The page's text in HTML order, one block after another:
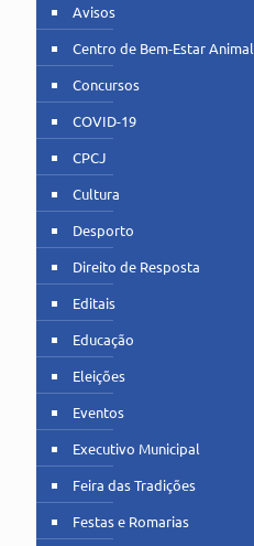
Avisos
Centro de Bem-Estar Animal
Concursos
COVID-19
CPCJ
Cultura
Desporto
Direito de Resposta
Editais
Educação
Eleições
Eventos
Executivo Municipal
Feira das Tradições
Festas e Romarias